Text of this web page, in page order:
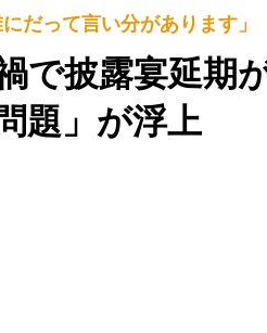
だって言い分があります」
で披露宴延期
題」が浮上